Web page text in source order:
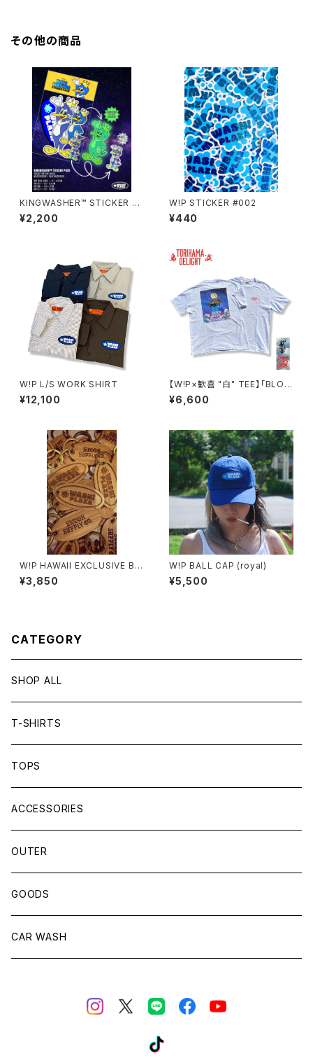
その他の商品
KINGWASHER™ STICKER PA
CK
¥2,200
W!P STICKER #002
¥440
W!P L/S WORK SHIRT
¥12,100
【W!P×歓喜 "白" TEE】「BLOC
K PARTY vol.3 -鳥浜DELIG
HT-」
¥6,600
W!P HAWAII EXCLUSIVE BA
MBOO KEY TAG
¥3,850
W!P BALL CAP (royal)
¥5,500
CATEGORY
SHOP ALL
T-SHIRTS
TOPS
ACCESSORIES
OUTER
GOODS
CAR WASH